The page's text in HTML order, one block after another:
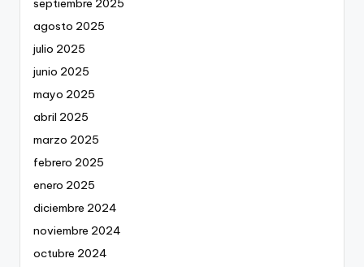
septiembre 2025
agosto 2025
julio 2025
junio 2025
mayo 2025
abril 2025
marzo 2025
febrero 2025
enero 2025
diciembre 2024
noviembre 2024
octubre 2024